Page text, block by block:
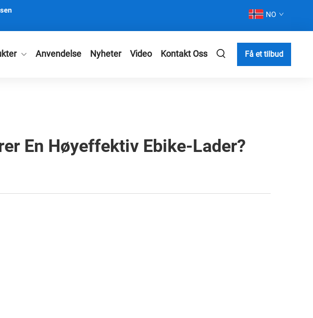
NO
Anvendelse Nyheter Video Kontakt Oss Få et tilbud
En Høyeffektiv Ebike-Lader?